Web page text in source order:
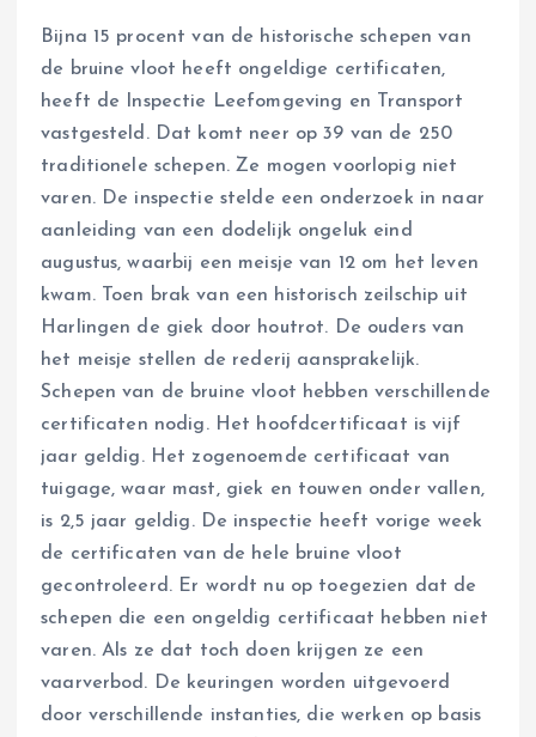
Bijna 15 procent van de historische schepen van
de bruine vloot heeft ongeldige certificaten,
heeft de Inspectie Leefomgeving en Transport
vastgesteld. Dat komt neer op 39 van de 250
traditionele schepen. Ze mogen voorlopig niet
varen. De inspectie stelde een onderzoek in naar
aanleiding van een dodelijk ongeluk eind
augustus, waarbij een meisje van 12 om het leven
kwam. Toen brak van een historisch zeilschip uit
Harlingen de giek door houtrot. De ouders van
het meisje stellen de rederij aansprakelijk.
Schepen van de bruine vloot hebben verschillende
certificaten nodig. Het hoofdcertificaat is vijf
jaar geldig. Het zogenoemde certificaat van
tuigage, waar mast, giek en touwen onder vallen,
is 2,5 jaar geldig. De inspectie heeft vorige week
de certificaten van de hele bruine vloot
gecontroleerd. Er wordt nu op toegezien dat de
schepen die een ongeldig certificaat hebben niet
varen. Als ze dat toch doen krijgen ze een
vaarverbod. De keuringen worden uitgevoerd
door verschillende instanties, die werken op basis